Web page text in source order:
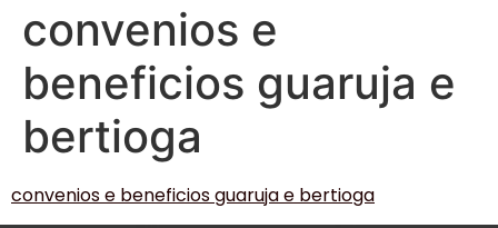
convenios e
beneficios guaruja e
bertioga
convenios e beneficios guaruja e bertioga